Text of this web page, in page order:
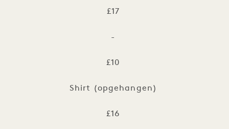
£17
-
£10
Shirt (opgehangen)
£16